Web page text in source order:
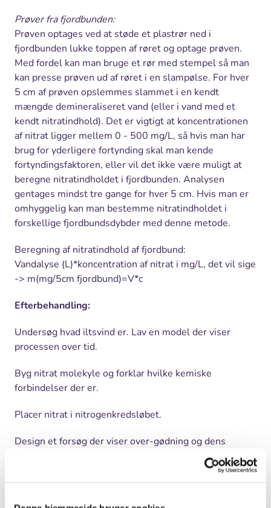
Prøver fra fjordbunden:
Prøven optages ved at støde et plastrør ned i
fjordbunden lukke toppen af røret og optage prøven.
Med fordel kan man bruge et rør med stempel så man
kan presse prøven ud af røret i en slampølse. For hver
5 cm af prøven opslemmes slammet i en kendt
mængde demineraliseret vand (eller i vand med et
kendt nitratindhold). Det er vigtigt at koncentrationen
af nitrat ligger mellem 0 - 500 mg/L, så hvis man har
brug for yderligere fortynding skal man kende
fortyndingsfaktoren, eller vil det ikke være muligt at
beregne nitratindholdet i fjordbunden. Analysen
gentages mindst tre gange for hver 5 cm. Hvis man er
omhyggelig kan man bestemme nitratindholdet i
forskellige fjordbundsdybder med denne metode.
Beregning af nitratindhold af fjordbund:
Vandalyse (L)*koncentration af nitrat i mg/L, det vil sige
-> m(mg/5cm fjordbund)=V*c
Efterbehandling:
Undersøg hvad iltsvind er. Lav en model der viser
processen over tid.
Byg nitrat molekyle og forklar hvilke kemiske
forbindelser der er.
Placer nitrat i nitrogenkredsløbet.
Design et forsøg der viser over-gødning og dens